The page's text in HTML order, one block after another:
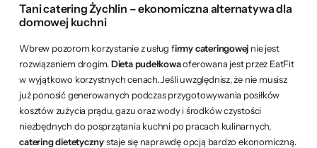
Tani catering Żychlin – ekonomiczna alternatywa dla
domowej kuchni
Wbrew pozorom korzystanie z usług firmy cateringowej nie jest
rozwiązaniem drogim.Dieta pudełkowaoferowana jest przez EatFit
w wyjątkowo korzystnych cenach. Jeśli uwzględnisz, że nie musisz
już ponosić generowanych podczas przygotowywania posiłków
kosztów zużycia prądu, gazu oraz wody i środków czystości
niezbędnych do posprzątania kuchni po pracach kulinarnych,
catering dietetycznystaje się naprawdę opcją bardzo ekonomiczną.